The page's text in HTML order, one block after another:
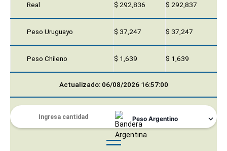
Real $ 292,836 $ 292,837
Peso Uruguayo $ 37,247 $ 37,247
Peso Chileno $ 1,639 $ 1,639
Actualizado: 06/08/2026 16:57:00